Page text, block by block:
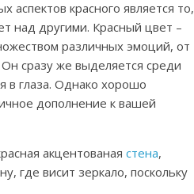
красного является то,
над другими. Красный цвет –
различных эмоций, от
сразу же выделяется среди
в глаза. Однако хорошо
дополнение к вашей
акцентованая стена,
где висит зеркало, поскольку